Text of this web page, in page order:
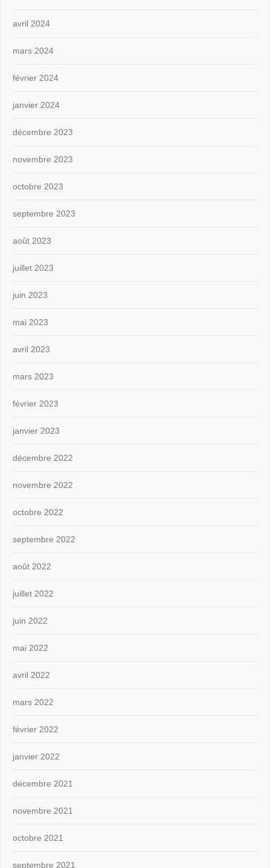
avril 2024
mars 2024
février 2024
janvier 2024
décembre 2023
novembre 2023
octobre 2023
septembre 2023
août 2023
juillet 2023
juin 2023
mai 2023
avril 2023
mars 2023
février 2023
janvier 2023
décembre 2022
novembre 2022
octobre 2022
septembre 2022
août 2022
juillet 2022
juin 2022
mai 2022
avril 2022
mars 2022
février 2022
janvier 2022
décembre 2021
novembre 2021
octobre 2021
septembre 2021